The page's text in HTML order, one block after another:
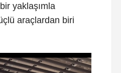
yaklaşımla
araçlardan biri